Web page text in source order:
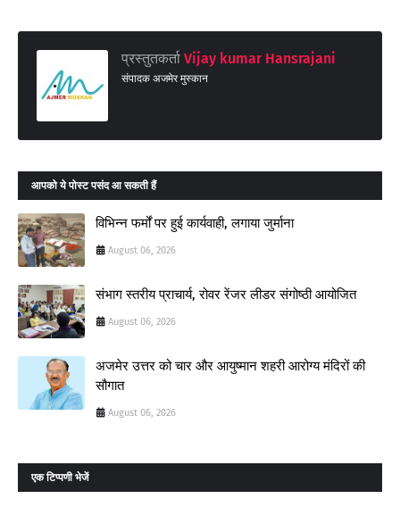
प्रस्तुतकर्ता Vijay kumar Hansrajani
संपादक अजमेर मुस्कान
आपको ये पोस्ट पसंद आ सकती हैं
विभिन्न फर्मों पर हुई कार्यवाही, लगाया जुर्माना
August 06, 2026
संभाग स्तरीय प्राचार्य, रोवर रेंजर लीडर संगोष्ठी आयोजित
August 06, 2026
अजमेर उत्तर को चार और आयुष्मान शहरी आरोग्य मंदिरों की
सौगात
August 06, 2026
एक टिप्पणी भेजें